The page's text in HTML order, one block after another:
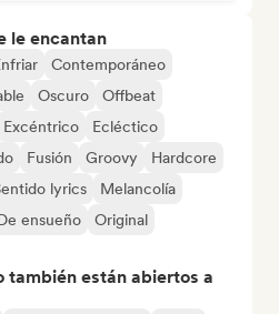
le encantan
Contemporáneo
Oscuro
Offbeat
Excéntrico
Ecléctico
Fusión Groovy
Hardcore
lyrics
Melancolía
ensueño
Original
también están abiertos a